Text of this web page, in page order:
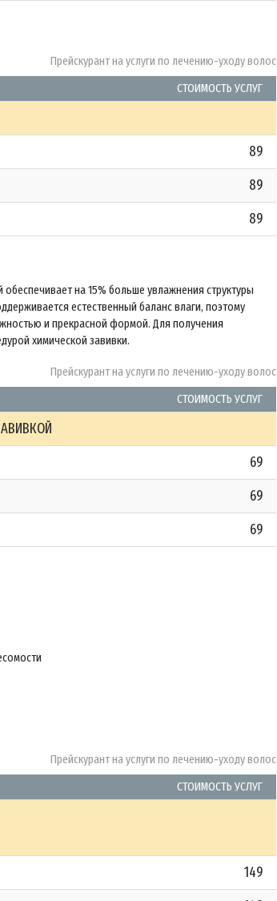
Прейскурант на услуги по лечению-уходу волос
СТОИМОСТЬ УСЛУГ
89
89
89
на 15% больше увлажнения структуры
естественный баланс влаги, поэтому
и прекрасной формой. Для получения
химической завивки.
Прейскурант на услуги по лечению-уходу волос
СТОИМОСТЬ УСЛУГ
69
69
69
Прейскурант на услуги по лечению-уходу волос
СТОИМОСТЬ УСЛУГ
149